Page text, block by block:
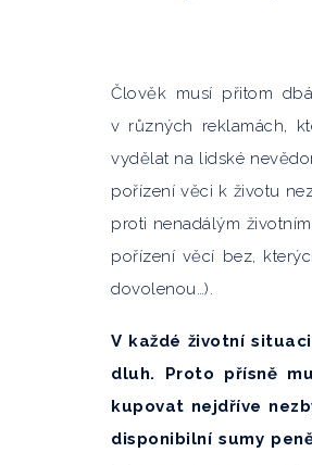
Člověk musí přitom
v různých reklamách,
vydělat na lidské
pořízení věci k životu
proti nenadálým
pořízení věcí bez,
dovolenou…).
V každé životní
dluh. Proto přísně
kupovat nejdříve
disponibilní sumy